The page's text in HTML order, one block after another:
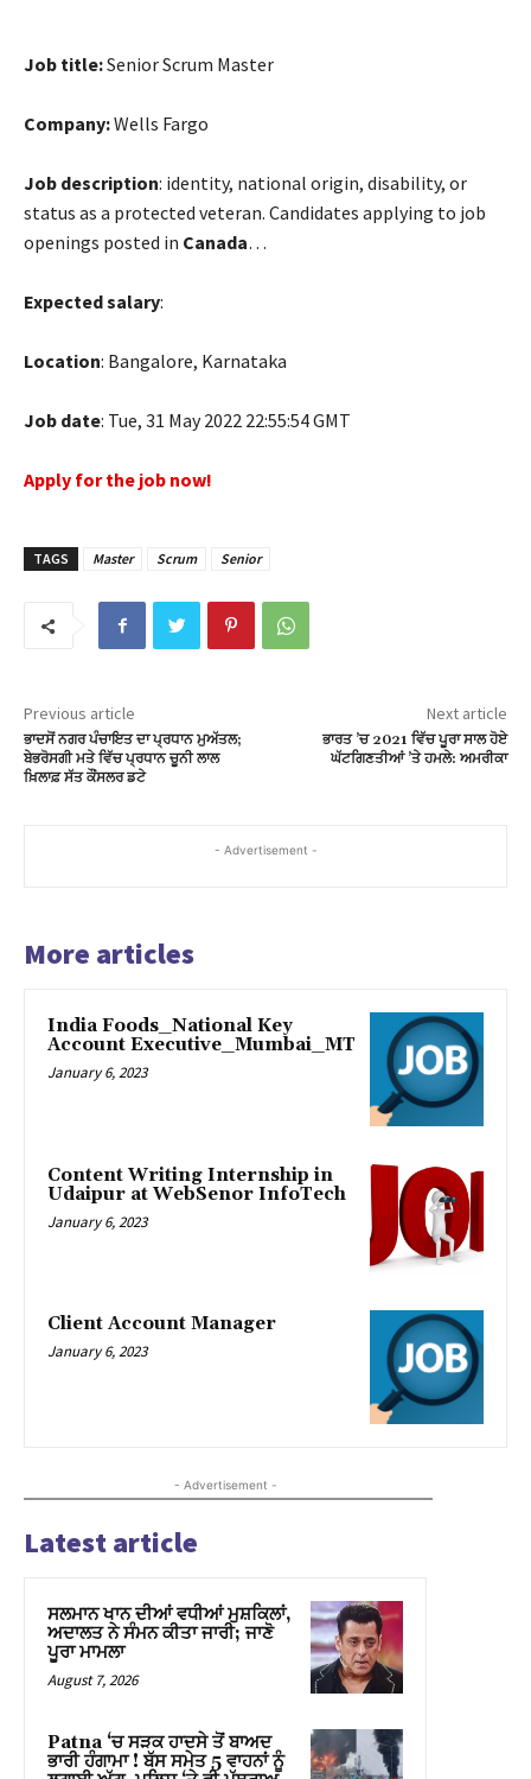
Job title:Senior Scrum Master
Company:Wells Fargo
Job description: identity, national origin, disability, or
status as a protected veteran. Candidates applying to job
openings posted in Canada…
Expected salary:
Location: Bangalore, Karnataka
Job date: Tue, 31 May 2022 22:55:54 GMT
Apply for the job now!
TAGS Master Scrum Senior
Previous article
ਭਾਦਸੋਂ ਨਗਰ ਪੰਚਾਇਤ ਦਾ ਪ੍ਰਧਾਨ ਮੁਅੱਤਲ;
ਬੇਭਰੋਸਗੀ ਮਤੇ ਵਿੱਚ ਪ੍ਰਧਾਨ ਚੂਨੀ ਲਾਲ
ਖ਼ਿਲਾਫ਼ ਸੱਤ ਕੌਂਸਲਰ ਡਟੇ
Next article
ਭਾਰਤ ’ਚ 2021 ਵਿੱਚ ਪੂਰਾ ਸਾਲ ਹੋਏ
ਘੱਟਗਿਣਤੀਆਂ ’ਤੇ ਹਮਲੇ: ਅਮਰੀਕਾ
- Advertisement -
More articles
India Foods_National Key
Account Executive_Mumbai_MT
January 6, 2023
Content Writing Internship in
Udaipur at WebSenor InfoTech
January 6, 2023
Client Account Manager
January 6, 2023
- Advertisement -
Latest article
ਸਲਮਾਨ ਖਾਨ ਦੀਆਂ ਵਧੀਆਂ ਮੁਸ਼ਕਿਲਾਂ,
ਅਦਾਲਤ ਨੇ ਸੰਮਨ ਕੀਤਾ ਜਾਰੀ; ਜਾਣੋ
ਪੂਰਾ ਮਾਮਲਾ
August 7, 2026
Patna ‘ਚ ਸੜਕ ਹਾਦਸੇ ਤੋਂ ਬਾਅਦ
ਭਾਰੀ ਹੰਗਾਮਾ ! ਬੱਸ ਸਮੇਤ 5 ਵਾਹਨਾਂ ਨੂੰ